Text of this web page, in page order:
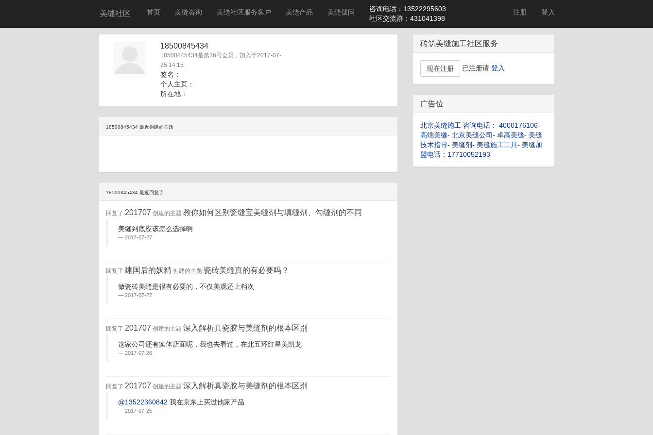
美缝社区 首页 美缝咨询 美缝社区服务客户 美缝产品 美缝疑问
咨询电话：13522295603
社区交流群：431041398
注册 登入
18500845434
18500845434是第36号会员，加入于2017-07-
25 14:15
签名：
个人主页：
所在地：
18500845434 最近创建的主题
18500845434 最近回复了
回复了 201707 创建的主题 教你如何区别瓷缝宝美缝剂与填缝剂、勾缝剂的不同
美缝到底应该怎么选择啊
2017-07-27
回复了 建国后的妖精 创建的主题 瓷砖美缝真的有必要吗？
做瓷砖美缝是很有必要的，不仅美观还上档次
2017-07-27
回复了 201707 创建的主题 深入解析真瓷胶与美缝剂的根本区别
这家公司还有实体店面呢，我也去看过，在北五环红星美凯龙
2017-07-26
回复了 201707 创建的主题 深入解析真瓷胶与美缝剂的根本区别
@13522360842 我在京东上买过他家产品
2017-07-25
砖筑美缝施工社区服务
现在注册 已注册请 登入
广告位
北京美缝施工 咨询电话： 4000176106-
高端美缝- 北京美缝公司- 卓高美缝- 美缝
技术指导- 美缝剂- 美缝施工工具- 美缝加
盟电话：17710052193